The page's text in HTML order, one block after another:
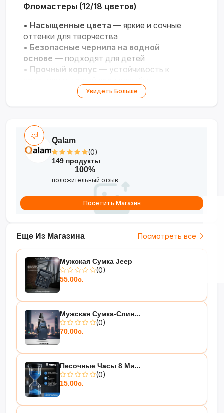
Фломастеры (12/18 цветов)
• Насыщенные цвета — яркие и сочные
оттенки для творчества
• Безопасные чернила на водной
основе — подходят для детей
• Прочный корпус — устойчивость к
Разнообразие наборов— 12 или 18 цветов
Увидеть Больше
Еще Из Магазина Посмотреть все
Мужская Сумка Jeep
(0)
55.00с.
Мужская Сумка-Слин...
(0)
70.00с.
Песочные Часы 8 Ми...
(0)
15.00с.
Qalam
(0)
149 продукты
100%
положительный отзыв
Посетить Магазин